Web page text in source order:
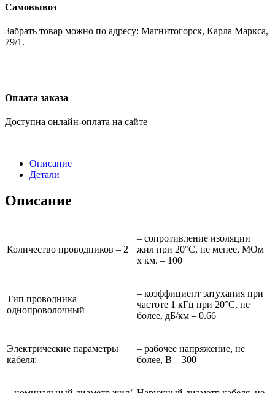
Самовывоз
Забрать товар можно по адресу: Магнитогорск, Карла Маркса,
79/1.
Оплата заказа
Доступна онлайн-оплата на сайте
Описание
Детали
Описание
Количество проводников – 2
– сопротивление изоляции
жил при 20°C, не менее, МОм
х км. – 100
Тип проводника –
однопроволочный
– коэффициент затухания при
частоте 1 кГц при 20°С, не
более, дБ/км – 0.66
Электрические параметры
кабеля:
– рабочее напряжение, не
более, В – 300